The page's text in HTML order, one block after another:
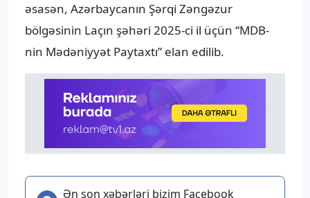
əsasən, Azərbaycanın Şərqi Zəngəzur
bölgəsinin Laçın şəhəri 2025-ci il üçün “MDB-
nin Mədəniyyət Paytaxtı” elan edilib.
Ən son xəbərləri bizim Facebook